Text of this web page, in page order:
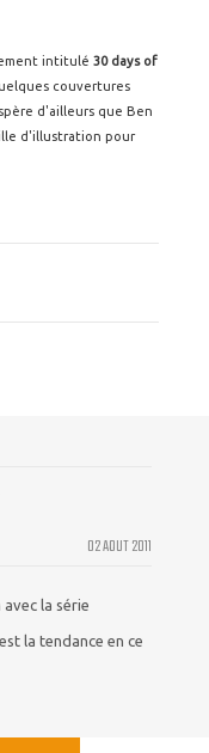
intitulé 30 days of
couvertures
d'ailleurs que Ben
d'illustration pour
02 AOUT 2011
la série
la tendance en ce